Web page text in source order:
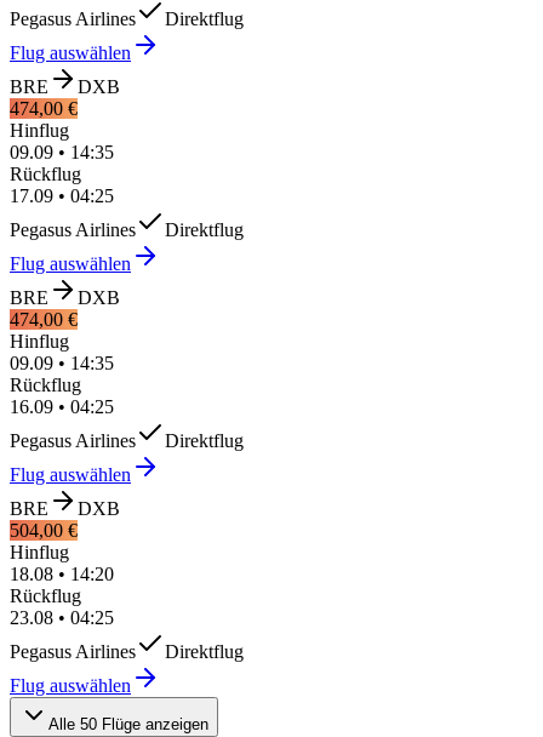
Pegasus Airlines
Direktflug
Flug auswählen
BRE
DXB
474,00 €
Hinflug
09.09 • 14:35
Rückflug
17.09 • 04:25
Pegasus Airlines
Direktflug
Flug auswählen
BRE
DXB
474,00 €
Hinflug
09.09 • 14:35
Rückflug
16.09 • 04:25
Pegasus Airlines
Direktflug
Flug auswählen
BRE
DXB
504,00 €
Hinflug
18.08 • 14:20
Rückflug
23.08 • 04:25
Pegasus Airlines
Direktflug
Flug auswählen
Alle 50 Flüge anzeigen